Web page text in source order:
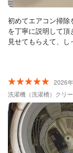
初めてエアコン掃
を丁寧に説明して
見せてもらえて、
ました。 (内部だ
2026
洗濯機（洗濯槽）クリ